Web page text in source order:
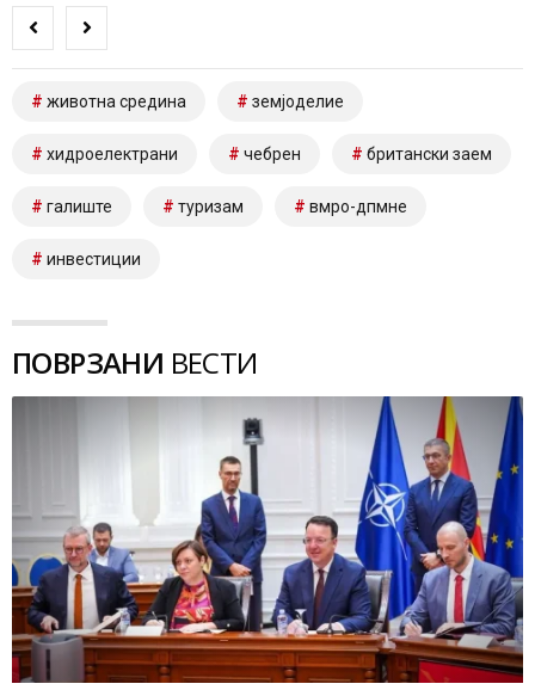
животна средина земјоделие
хидроелектрани чебрен британски заем
галиште туризам вмро-дпмне
инвестиции
ПОВРЗАНИ ВЕСТИ